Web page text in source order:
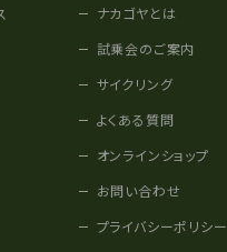
ナカゴヤとは
試乗会のご案内
サイクリング
よくある質問
オンラインショップ
お問い合わせ
プライバシーポリシー